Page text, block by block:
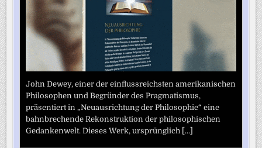
John Dewey, einer der einflussreichsten amerikanischen
Philosophen und Begründer des Pragmatismus,
präsentiert in „Neuausrichtung der Philosophie“ eine
bahnbrechende Rekonstruktion der philosophischen
Gedankenwelt. Dieses Werk, ursprünglich [...]